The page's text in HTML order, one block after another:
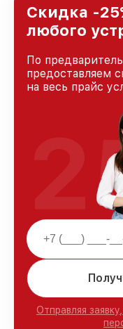
и лояльности
Скидка -
любого
По
предоставляем
на весь прайс
Отправляя